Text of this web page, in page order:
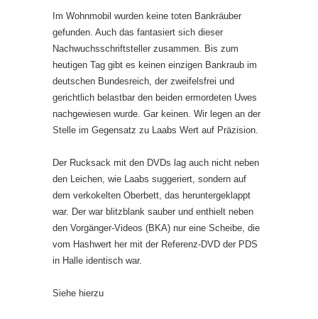
Im Wohnmobil wurden keine toten Bankräuber
gefunden. Auch das fantasiert sich dieser
Nachwuchsschriftsteller zusammen. Bis zum
heutigen Tag gibt es keinen einzigen Bankraub im
deutschen Bundesreich, der zweifelsfrei und
gerichtlich belastbar den beiden ermordeten Uwes
nachgewiesen wurde. Gar keinen. Wir legen an der
Stelle im Gegensatz zu Laabs Wert auf Präzision.
Der Rucksack mit den DVDs lag auch nicht neben
den Leichen, wie Laabs suggeriert, sondern auf
dem verkokelten Oberbett, das heruntergeklappt
war. Der war blitzblank sauber und enthielt neben
den Vorgänger-Videos (BKA) nur eine Scheibe, die
vom Hashwert her mit der Referenz-DVD der PDS
in Halle identisch war.
Siehe hierzu